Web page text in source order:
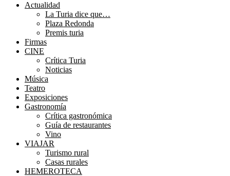
Actualidad
La Turia dice que…
Plaza Redonda
Premis turia
Firmas
CINE
Crítica Turia
Noticias
Música
Teatro
Exposiciones
Gastronomía
Crítica gastronómica
Guía de restaurantes
Vino
VIAJAR
Turismo rural
Casas rurales
HEMEROTECA